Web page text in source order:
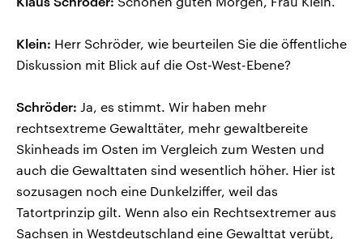
Klein: Herr Schröder, wie beurteilen Sie die öffentliche
Diskussion mit Blick auf die Ost-West-Ebene?
Schröder: Ja, es stimmt. Wir haben mehr
rechtsextreme Gewalttäter, mehr gewaltbereite
Skinheads im Osten im Vergleich zum Westen und
auch die Gewalttaten sind wesentlich höher. Hier ist
sozusagen noch eine Dunkelziffer, weil das
Tatortprinzip gilt. Wenn also ein Rechtsextremer aus
Sachsen in Westdeutschland eine Gewalttat verübt,